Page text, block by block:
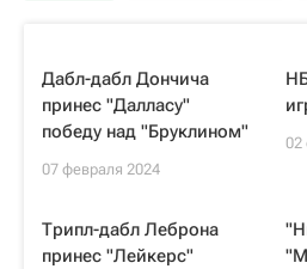
Дабл-дабл Дончича
принес "Далласу"
победу над "Бруклином"
07 февраля 2024
02
Трипл-дабл Леброна
принес "Лейкерс"